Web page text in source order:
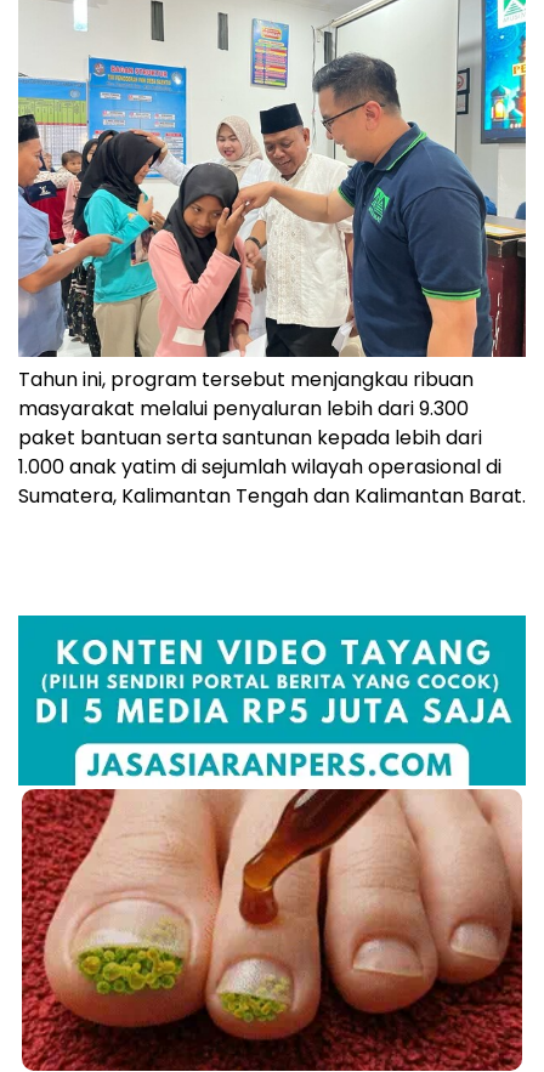
Tahun ini, program tersebut menjangkau ribuan
masyarakat melalui penyaluran lebih dari 9.300
paket bantuan serta santunan kepada lebih dari
1.000 anak yatim di sejumlah wilayah operasional di
Sumatera, Kalimantan Tengah dan Kalimantan Barat.